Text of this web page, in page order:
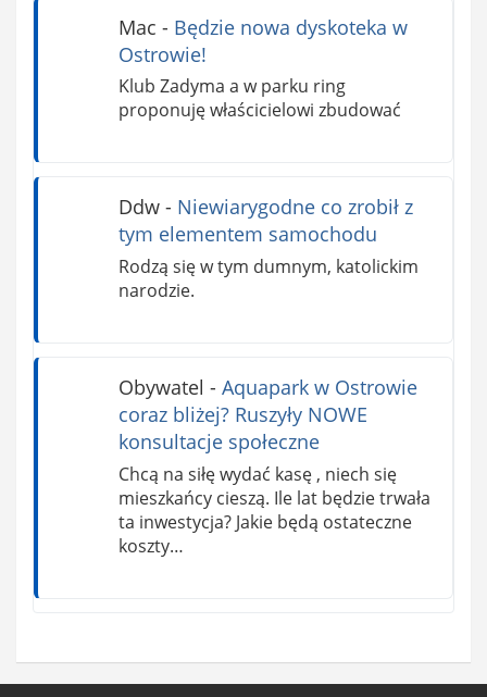
Mac - Będzie nowa dyskoteka w
Ostrowie!
Klub Zadyma a w parku ring
proponuję właścicielowi zbudować
Ddw- Niewiarygodne co zrobił z
tym elementem samochodu
Rodzą się w tym dumnym, katolickim
narodzie.
Obywatel - Aquapark w Ostrowie
coraz bliżej? Ruszyły NOWE
konsultacje społeczne
Chcą na siłę wydać kasę , niech się
mieszkańcy cieszą. Ile lat będzie trwała
ta inwestycja? Jakie będą ostateczne
koszty…